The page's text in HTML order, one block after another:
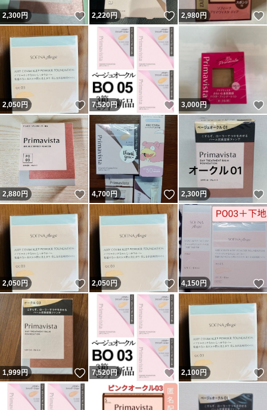
2,300円 いいね！
2,220円 いいね！
2,980円
2,050円 いいね！
7,520円 いいね！
3,000円
2,880円 いいね！
4,700円 いいね！
2,300円
2,050円 いいね！
2,050円 いいね！
4,150円
1,999円 いいね！
7,520円 いいね！
2,100円